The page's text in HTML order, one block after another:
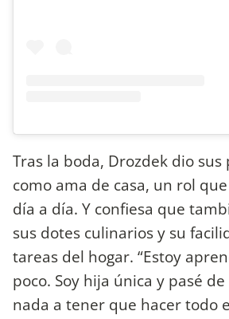
Tras la boda, Drozdek dio
como ama de casa, un rol
día a día. Y confiesa que
sus dotes culinarios y su
tareas del hogar. “Estoy
poco. Soy hija única y pasé
nada a tener que hacer todo